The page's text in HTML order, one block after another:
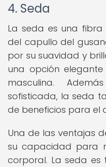
4. Seda
La seda es una
del capullo del
por su suavidad y
una opción
masculina.
sofisticada, la seda
de beneficios para el
Una de las ventajas
su capacidad para
corporal. La seda